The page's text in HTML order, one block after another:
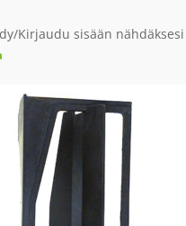
Kirjaudu sisään